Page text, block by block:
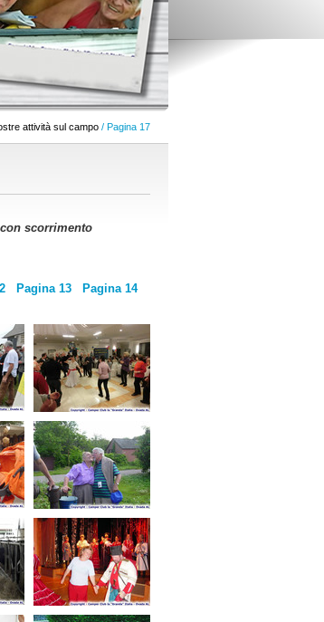
attività sul campo / Pagina 17
scorrimento
Pagina 13
Pagina 14